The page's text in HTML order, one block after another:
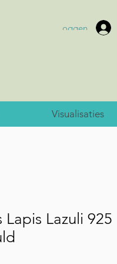
Inloggen
Visualisaties
Lazuli 925